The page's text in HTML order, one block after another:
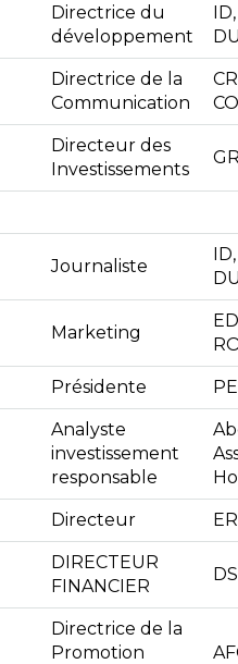
Directrice du
développement
Directrice de la
Communication
Directeur des
Investissements
Journaliste
Marketing
Présidente
Analyste
investissement
responsable
Directeur
DIRECTEUR
FINANCIER
Directrice de la
Promotion